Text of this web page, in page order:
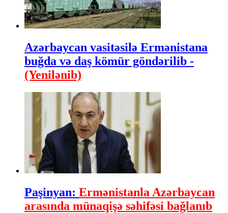
Azərbaycan vasitəsilə Ermənistana
buğda və daş kömür göndərilib -
(Yenilənib)
Paşinyan: Ermənistanla Azərbaycan
arasında münaqişə səhifəsi bağlanıb